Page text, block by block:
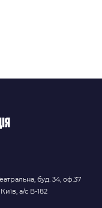
буд. 34, оф.37
а/с В-182